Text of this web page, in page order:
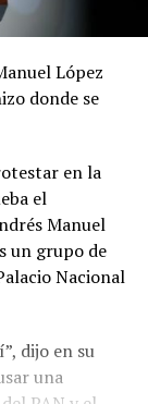
López
donde se
en la
el
Manuel
un grupo de
Nacional
dijo en su
una